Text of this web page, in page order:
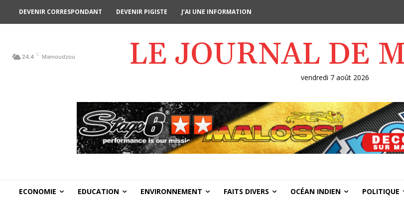
DEVENIR CORRESPONDANT DEVENIR PIGISTE J’AI UNE INFORMATION
24.4 C Mamoudzou LE JOURNAL DE
vendredi 7 août 2026
ECONOMIE EDUCATION ENVIRONNEMENT FAITS DIVERS OCÉAN INDIEN POLITIQUE